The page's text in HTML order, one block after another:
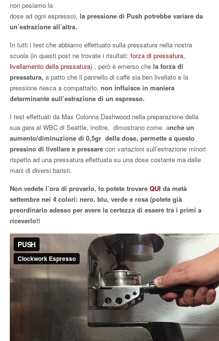
non pesiamo la
dose ad ogni espresso), la pressione di Push potrebbe variare da
un’estrazione all’altra.
In tutti i test che abbiamo effettuato sulla pressatura nella nostra
scuola (in questi post ne trovate i risultati: forza di pressatura,
livellamento della pressatura) , però è emerso che la forza di
pressatura, a patto che il pannello di caffè sia ben livellato e la
pressione riesca a compattarlo, non influisce in maniera
determinante sull’estrazione di un espresso.
I test effettuati da Max Colonna Dashwood nella preparazione della
sua gara al WBC di Seattle, inoltre, dimostrano come anche un
aumento/diminuzione di 0,5gr della dose, permette a questo
pressino di livellare e pressare con variazioni sull’estrazione minori
rispetto ad una pressatura effettuata su una dose costante ma dalle
mani di diversi baristi.
Non vedete l’ora di provarlo, lo potete trovare QUI da metà
settembre nei 4 colori: nero, blu, verde e rosa (potete già
preordinarlo adesso per avere la certezza di essere tra i primi a
riceverlo!!